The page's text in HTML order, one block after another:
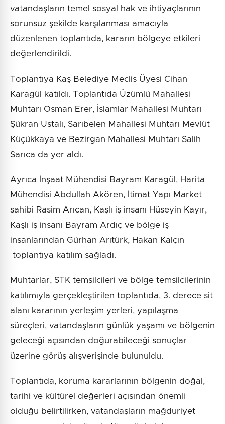
vatandaşların temel sosyal hak ve ihtiyaçlarının
sorunsuz şekilde karşılanması amacıyla
düzenlenen toplantıda, kararın bölgeye etkileri
değerlendirildi.
Toplantıya Kaş Belediye Meclis Üyesi Cihan
Karagül katıldı. Toplantıda Üzümlü Mahallesi
Muhtarı Osman Erer, İslamlar Mahallesi Muhtarı
Şükran Ustalı, Sarıbelen Mahallesi Muhtarı Mevlüt
Küçükkaya ve Bezirgan Mahallesi Muhtarı Salih
Sarıca da yer aldı.
Ayrıca İnşaat Mühendisi Bayram Karagül, Harita
Mühendisi Abdullah Akören, İtimat Yapı Market
sahibi Rasim Arıcan, Kaşlı iş insanı Hüseyin Kayır,
Kaşlı iş insanı Bayram Ardıç ve bölge iş
insanlarından Gürhan Arıtürk, Hakan Kalçın
toplantıya katılım sağladı.
Muhtarlar, STK temsilcileri ve bölge temsilcilerinin
katılımıyla gerçekleştirilen toplantıda, 3. derece sit
alanı kararının yerleşim yerleri, yapılaşma
süreçleri, vatandaşların günlük yaşamı ve bölgenin
geleceği açısından doğurabileceği sonuçlar
üzerine görüş alışverişinde bulunuldu.
Toplantıda, koruma kararlarının bölgenin doğal,
tarihi ve kültürel değerleri açısından önemli
olduğu belirtilirken, vatandaşların mağduriyet